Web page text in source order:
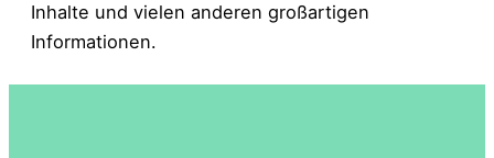
Inhalte und vielen anderen großartigen
Informationen.